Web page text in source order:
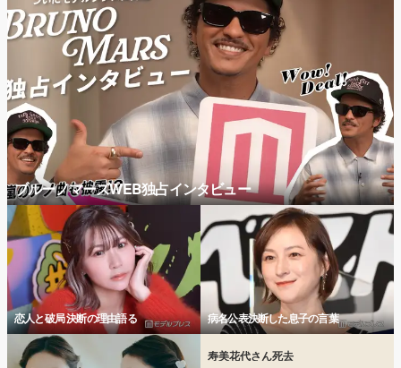
ブルーノマーズWEB独占インタビュー
恋人と破局 決断の理由語る 病名公表決断した息子の言葉
寿美花代さん死去